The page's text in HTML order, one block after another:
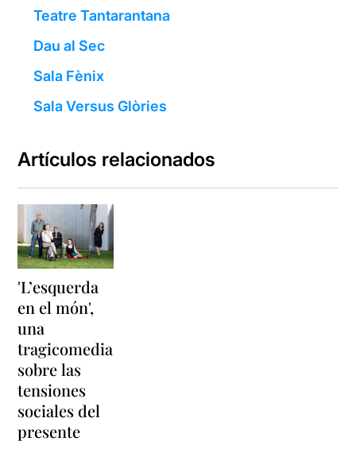
Teatre Tantarantana
Dau al Sec
Sala Fènix
Sala Versus Glòries
Artículos relacionados
'L’esquerda
en el món',
una
tragicomedia
sobre las
tensiones
sociales del
presente